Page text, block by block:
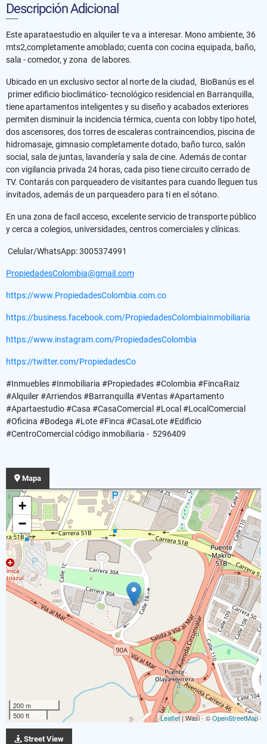
Descripción Adicional
Este aparataestudio en alquiler te va a interesar. Mono ambiente, 36
mts2,completamente amoblado; cuenta con cocina equipada, baño,
sala - comedor, y zona de labores.
Ubicado en un exclusivo sector al norte de la ciudad, BioBanús es el
primer edificio bioclimático- tecnológico residencial en Barranquilla,
tiene apartamentos inteligentes y su diseño y acabados exteriores
permiten disminuir la incidencia térmica, cuenta con lobby tipo hotel,
dos ascensores, dos torres de escaleras contraincendios, piscina de
hidromasaje, gimnasio completamente dotado, baño turco, salón
social, sala de juntas, lavandería y sala de cine. Además de contar
con vigilancia privada 24 horas, cada piso tiene circuito cerrado de
TV. Contarás con parqueadero de visitantes para cuando lleguen tus
invitados, además de un parqueadero para ti en el sótano.
En una zona de facil acceso, excelente servicio de transporte público
y cerca a colegios, universidades, centros comerciales y clínicas.
Celular/WhatsApp: 3005374991
PropiedadesColombia@gmail.com
https://www.PropiedadesColombia.com.co
https://business.facebook.com/PropiedadesColombiaInmobiliaria
https://www.instagram.com/PropiedadesColombia
https://twitter.com/PropiedadesCo
#Inmuebles #Inmobiliaria #Propiedades #Colombia #FincaRaiz
#Alquiler #Arriendos #Barranquilla #Ventas #Apartamento
#Apartaestudio #Casa #CasaComercial #Local #LocalComercial
#Oficina #Bodega #Lote #Finca #CasaLote #Edificio
#CentroComercial código inmobiliaria - 5296409
Mapa
+
−
200 m
500 ft
Leaflet| Wasi - ©OpenStreetMap
Street View